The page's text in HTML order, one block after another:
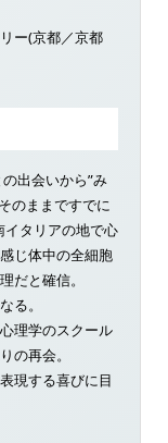
ー(京都／京都
出会いから”み
のままですでに
イタリアの地で心
じ体中の全細胞
だと確信。
る。
理学のスクール
の再会。
現する喜びに目